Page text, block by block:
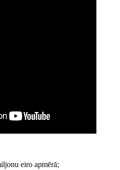
eiro apmērā;